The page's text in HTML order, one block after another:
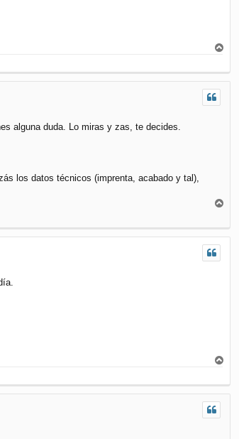
r
i
alguna duda. Lo miras y zas, te decides.
los datos técnicos (imprenta, acabado y tal),
i
r
i